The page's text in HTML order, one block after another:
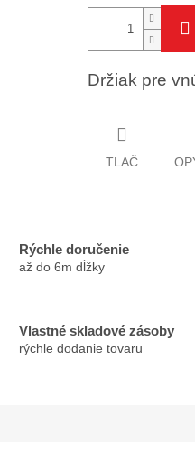
Držiak pre
TLAČ
Rýchle doručenie
až do 6m dĺžky
Vlastné skladové zásoby
rýchle dodanie tovaru